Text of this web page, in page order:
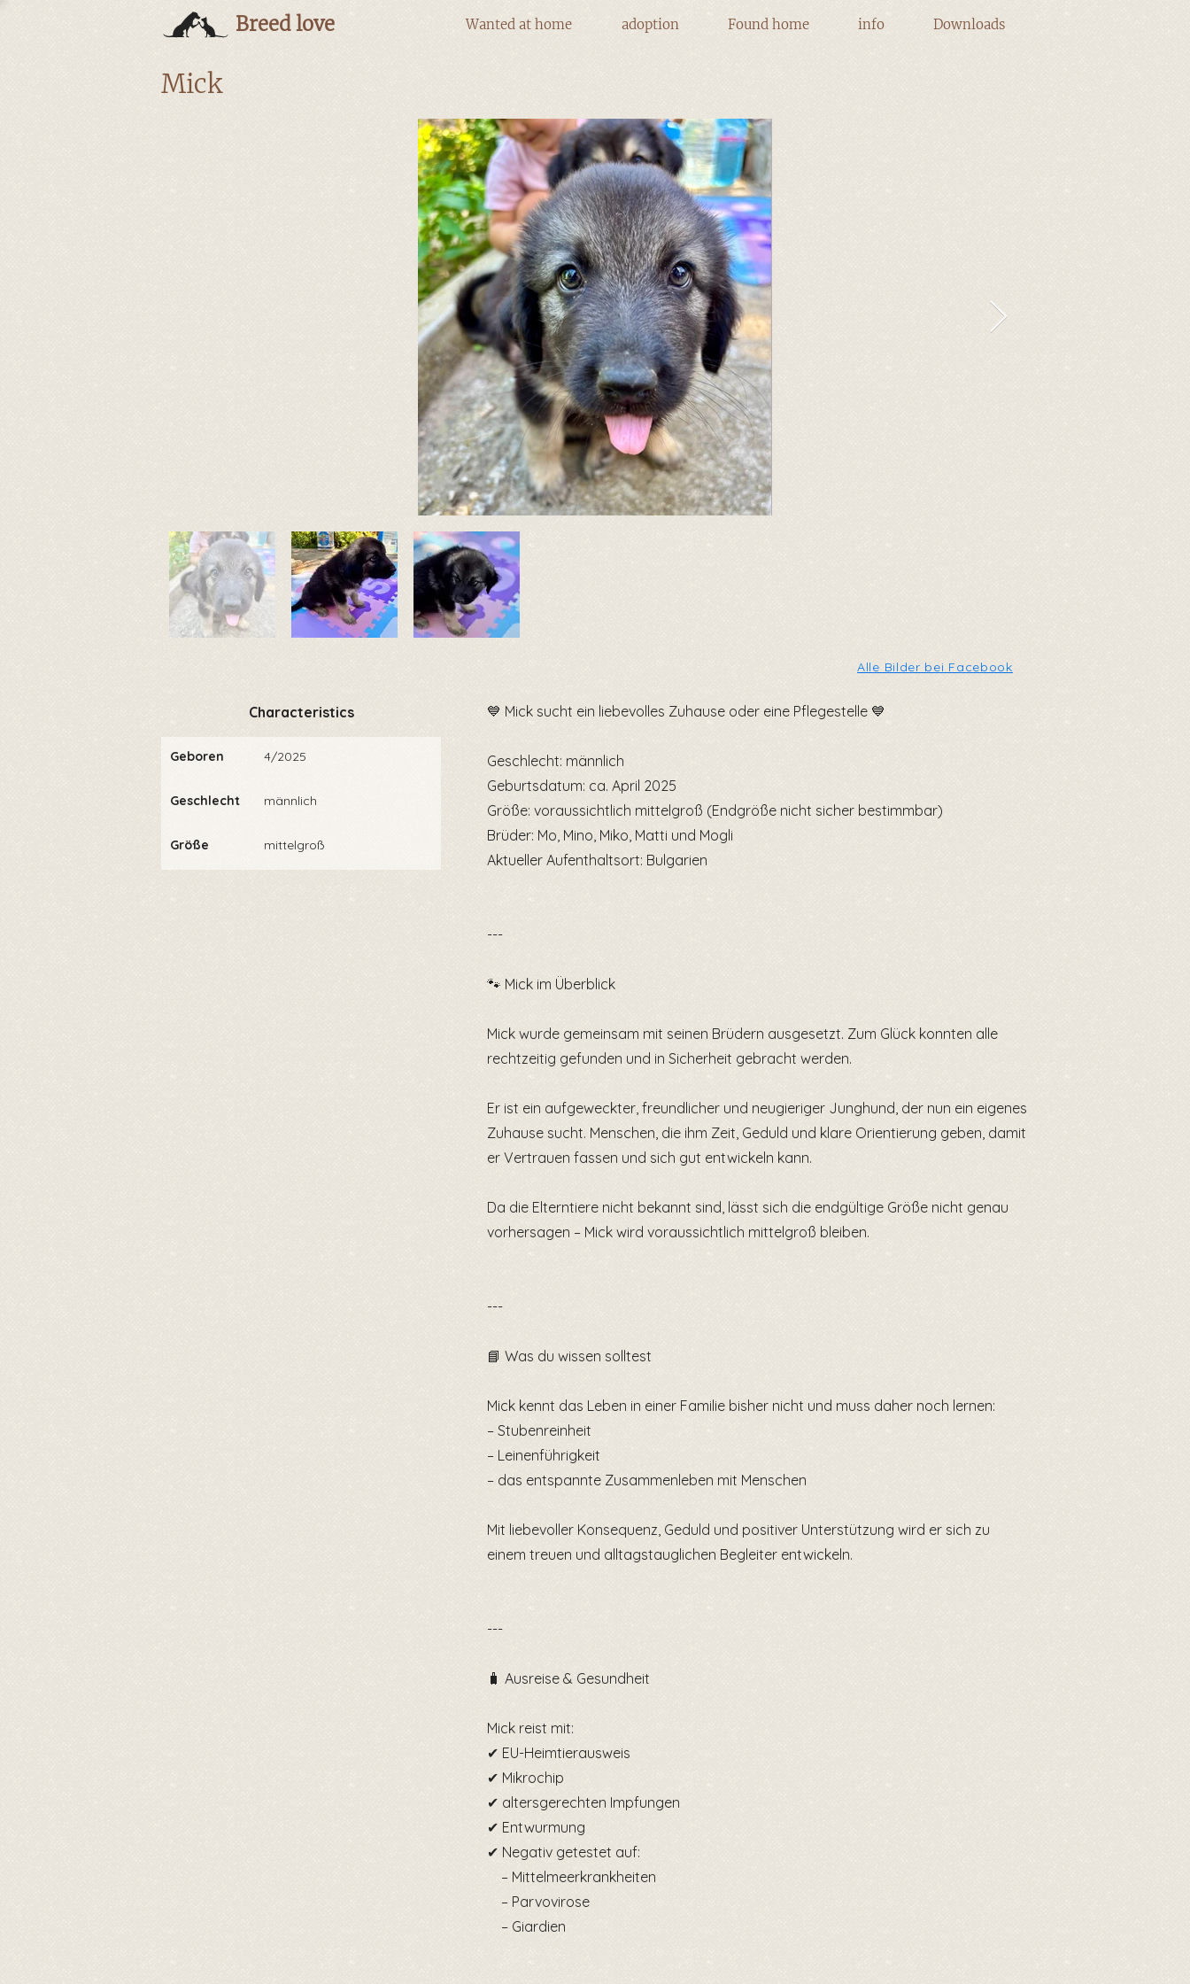
Breed love Wanted at home adoption Found home info Downloads
Mick
Alle Bilder bei Facebook
Characteristics
Geboren 4/2025
Geschlecht männlich
Größe mittelgroß
💙 Mick sucht ein liebevolles Zuhause oder eine Pflegestelle 💙
Geschlecht: männlich
Geburtsdatum: ca. April 2025
Größe: voraussichtlich mittelgroß (Endgröße nicht sicher bestimmbar)
Brüder: Mo, Mino, Miko, Matti und Mogli
Aktueller Aufenthaltsort: Bulgarien
---
🐾 Mick im Überblick
Mick wurde gemeinsam mit seinen Brüdern ausgesetzt. Zum Glück konnten alle
rechtzeitig gefunden und in Sicherheit gebracht werden.
Er ist ein aufgeweckter, freundlicher und neugieriger Junghund, der nun ein eigenes
Zuhause sucht. Menschen, die ihm Zeit, Geduld und klare Orientierung geben, damit
er Vertrauen fassen und sich gut entwickeln kann.
Da die Elterntiere nicht bekannt sind, lässt sich die endgültige Größe nicht genau
vorhersagen – Mick wird voraussichtlich mittelgroß bleiben.
---
📘 Was du wissen solltest
Mick kennt das Leben in einer Familie bisher nicht und muss daher noch lernen:
– Stubenreinheit
– Leinenführigkeit
– das entspannte Zusammenleben mit Menschen
Mit liebevoller Konsequenz, Geduld und positiver Unterstützung wird er sich zu
einem treuen und alltagstauglichen Begleiter entwickeln.
---
🧳 Ausreise & Gesundheit
Mick reist mit:
✔ EU-Heimtierausweis
✔ Mikrochip
✔ altersgerechten Impfungen
✔ Entwurmung
✔ Negativ getestet auf:
– Mittelmeerkrankheiten
– Parvovirose
– Giardien